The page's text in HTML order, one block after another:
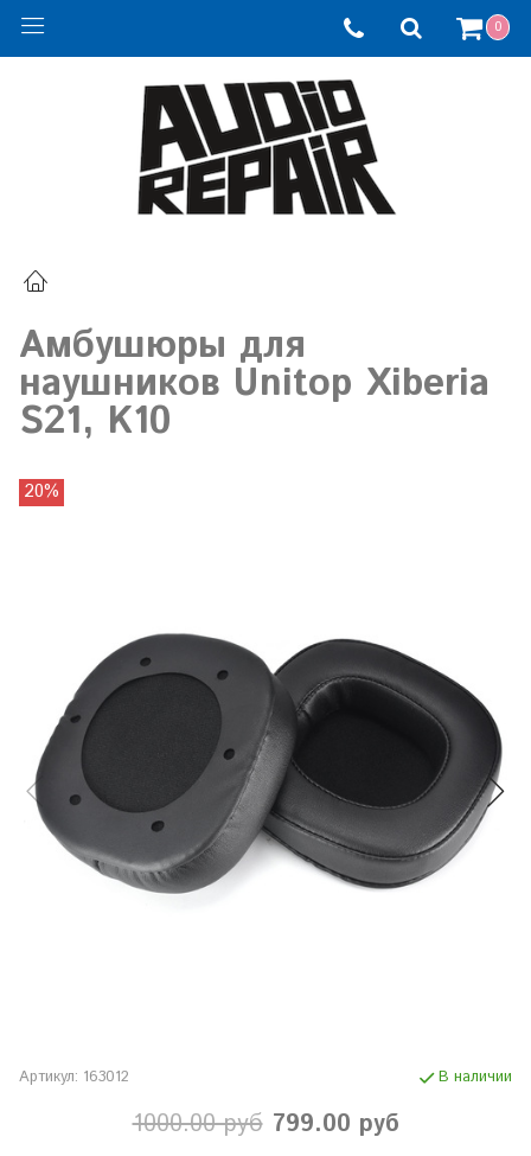
0
Амбушюры для
наушников Unitop Xiberia
S21, K10
20%
Артикул: 163012 В наличии
1000.00 руб 799.00 руб